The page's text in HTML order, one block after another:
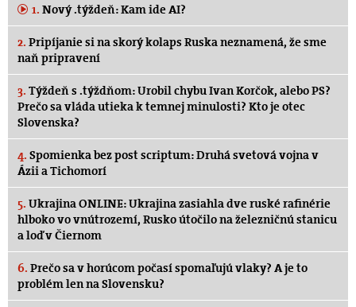
1. Nový .týždeň: Kam ide AI?
2. Pripíjanie si na skorý kolaps Ruska neznamená, že sme
naň pripravení
3. Týždeň s .týždňom: Urobil chybu Ivan Korčok, alebo PS?
Prečo sa vláda utieka k temnej minulosti? Kto je otec
Slovenska?
4. Spomienka bez post scriptum: Druhá svetová vojna v
Ázii a Tichomorí
5. Ukrajina ONLINE: Ukrajina zasiahla dve ruské rafinérie
hlboko vo vnútrozemí, Rusko útočilo na železničnú stanicu
a loď v Čiernom
6. Prečo sa v horúcom počasí spomaľujú vlaky? A je to
problém len na Slovensku?